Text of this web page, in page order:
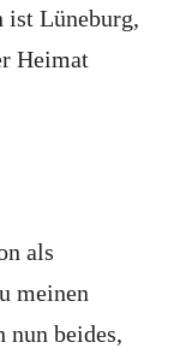
ist Lüneburg,
Heimat
als
meinen
nun beides,